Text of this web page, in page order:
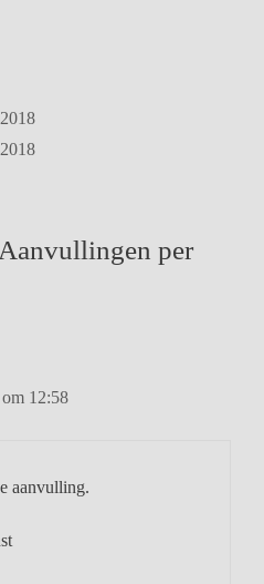
per
12:58
aanvulling.